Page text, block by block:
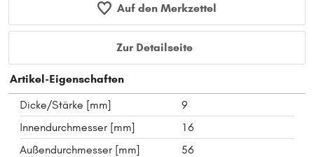
Auf den Merkzettel
Zur Detailseite
Artikel-Eigenschaften
Dicke/Stärke [mm]
9
Innendurchmesser [mm]
16
Außendurchmesser [mm]
56